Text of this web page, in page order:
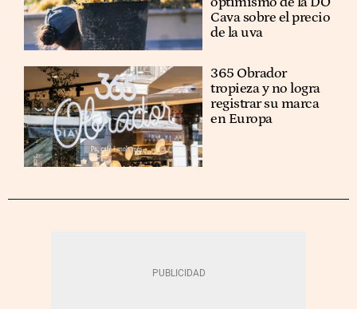
Cava sobre el precio
de la uva
365 Obrador
tropieza y no logra
registrar su marca
en Europa